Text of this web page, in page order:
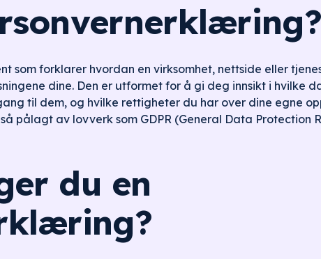
som forklarer hvordan en virksomhet, nettside eller
dine. Den er utformet for å gi deg innsikt i hvilke
til dem, og hvilke rettigheter du har over dine egne
pålagt av lovverk som GDPR (General Data Protection
du en